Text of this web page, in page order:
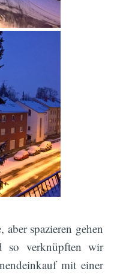
spazieren gehen
verknüpften wir
mit einer